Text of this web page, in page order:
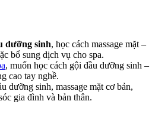
dưỡng sinh, học cách massage mặt –
bổ sung dịch vụ cho spa.
, muốn học cách gội đầu dưỡng sinh –
cao tay nghề.
dưỡng sinh, massage mặt cơ bản,
gia đình và bản thân.